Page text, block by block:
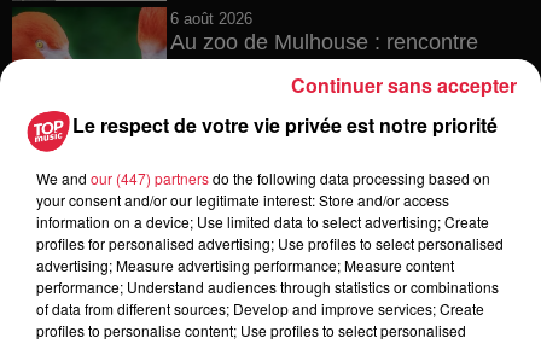
6 août 2026
Au zoo de Mulhouse : rencontre
6 août 2026
Les dernières infos sur la venue du
pape à Metz en septembre
Le respect de votre vie privée est notre priorité
We and our (447) partnersdo the following data processing based on
your consent and/or our legitimate interest: Store and/or access
information on a device; Use limited data to select advertising; Create
profiles for personalised advertising; Use profiles to select personalised
advertising; Measure advertising performance; Measure content
performance; Understand audiences through statistics or combinations
of data from different sources; Develop and improve services; Create
profiles to personalise content; Use profiles to select personalised
Continuer sans accepter